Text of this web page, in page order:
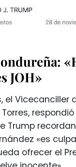
JOH»
el Vicecanciller
Torres,
Trump
«es
ofrecer el